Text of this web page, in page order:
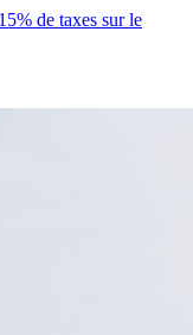
de taxes sur le